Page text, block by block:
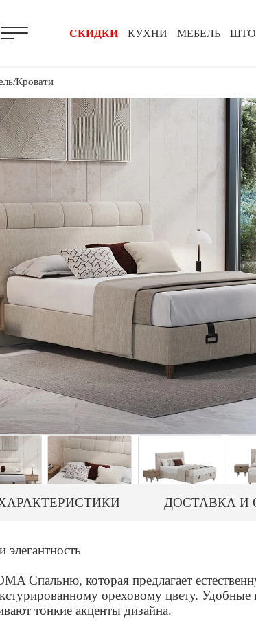
КУХНИ МЕБЕЛЬ
СКИДКИ
Кровати
ДОСТАВКА И
Спальню, которая предлагает
ореховому цвету.
тонкие акценты дизайна.